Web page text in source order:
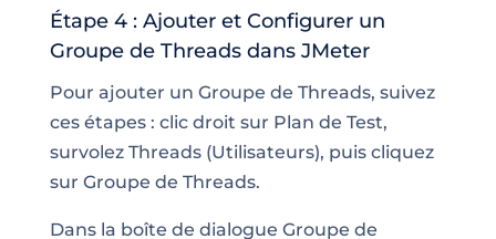
Étape 4 : Ajouter et Configurer un
Groupe de Threads dans JMeter
Pour ajouter un Groupe de Threads, suivez
ces étapes : clic droit sur Plan de Test,
survolez Threads (Utilisateurs), puis cliquez
sur Groupe de Threads.
Dans la boîte de dialogue Groupe de